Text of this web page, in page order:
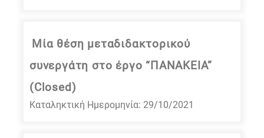
Μία θέση μεταδιδακτορικού
συνεργάτη στο έργο “ΠΑΝΑΚΕΙΑ”
(Closed)
Καταληκτική Ημερομηνία: 29/10/2021